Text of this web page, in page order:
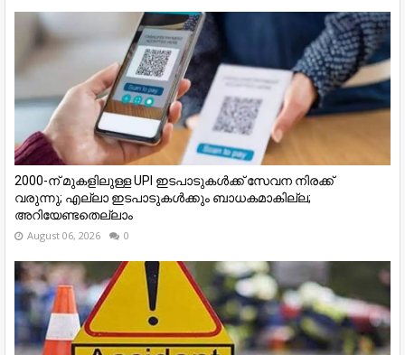
₹2000-ന് മുകളിലുള്ള UPI ഇടപാടുകള്‍ക്ക് സേവന നിരക്ക്
വരുന്നു; എല്ലാ ഇടപാടുകള്‍ക്കും ബാധകമാകില്ല;
അറിയേണ്ടതെല്ലാം
August 06, 2026 0